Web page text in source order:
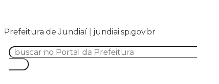
Prefeitura de Jundiaí | jundiai.sp.gov.br